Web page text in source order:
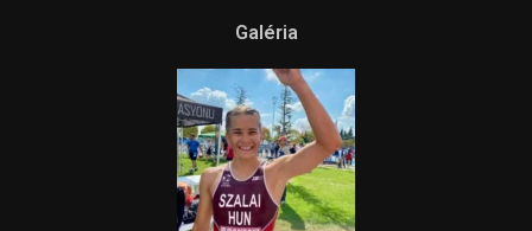
Galéria